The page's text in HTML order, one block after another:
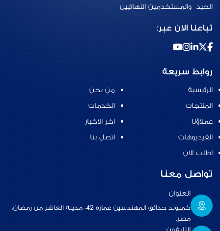
الجيد والمستخدمين النهائيين
تباعنا الان عبر:
روابط سريعة
الرئيسية
من نحن
المنتجات
الخدمات
عملاؤنا
اخر الاخبار
الفيديوهات
اتصل بنا
اطلب الان
تواصل معنا
العنوان
كمبوند حدائق المهندسين عماره 42- مدينة العاشر من رمضان،
مصر.